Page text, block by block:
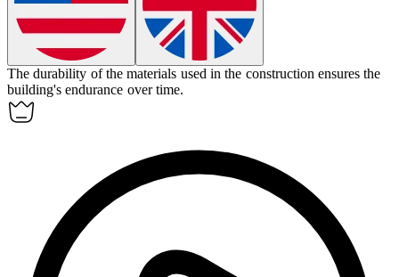
The durability of the materials used in the construction ensures the
building'sendurance over time.